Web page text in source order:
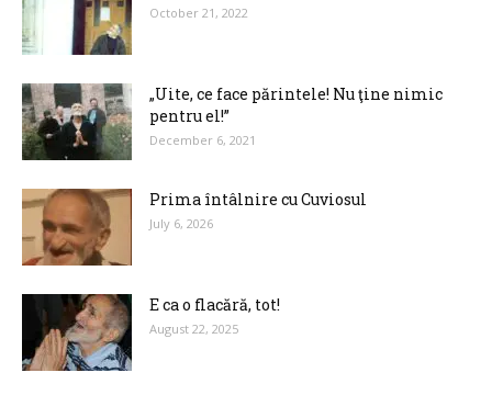
October 21, 2022
„Uite, ce face părintele! Nu ţine nimic
pentru el!”
December 6, 2021
Prima întâlnire cu Cuviosul
July 6, 2026
E ca o flacără, tot!
August 22, 2025